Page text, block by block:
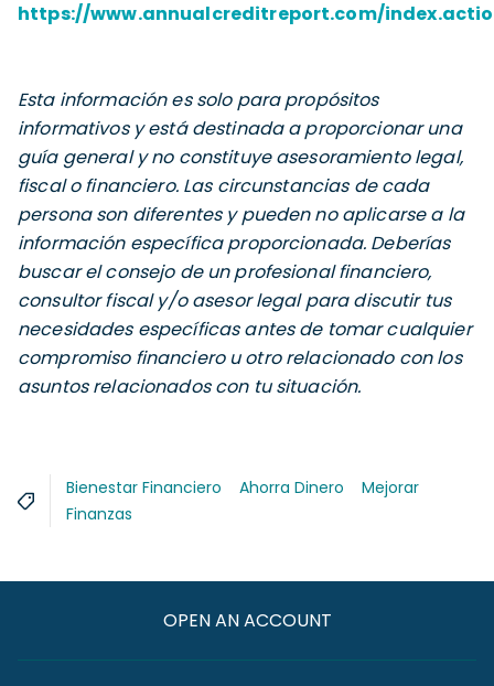
https://www.annualcreditreport.com/
Esta información es solo para propósitos
informativos y está destinada a proporcionar una
guía general y no constituye asesoramiento legal,
fiscal o financiero. Las circunstancias de cada
persona son diferentes y pueden no aplicarse a la
información específica proporcionada. Deberías
buscar el consejo de un profesional financiero,
consultor fiscal y/o asesor legal para discutir tus
necesidades específicas antes de tomar cualquier
compromiso financiero u otro relacionado con los
asuntos relacionados con tu situación.
Bienestar Financiero Ahorra Dinero
Mejorar
Finanzas
OPEN AN ACCOUNT